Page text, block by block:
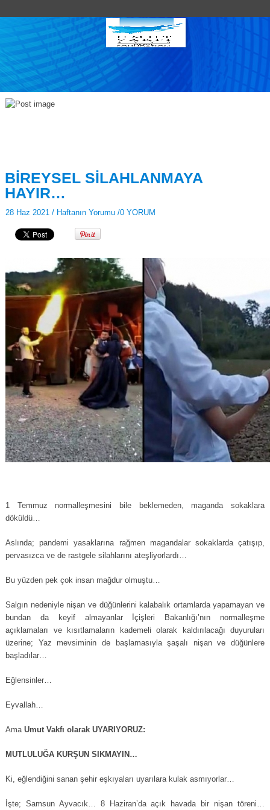
BİREYSEL SİLAHLANMAYA
HAYIR…
28 Haz 2021 / Haftanın Yorumu /0 YORUM
1 Temmuz normalleşmesini bile beklemeden, maganda sokaklara
döküldü…
Aslında; pandemi yasaklarına rağmen magandalar sokaklarda çatışıp,
pervasızca ve de rastgele silahlarını ateşliyorlardı…
Bu yüzden pek çok insan mağdur olmuştu…
Salgın nedeniyle nişan ve düğünlerini kalabalık ortamlarda yapamayan ve
bundan da keyif almayanlar İçişleri Bakanlığı’nın normalleşme
açıklamaları ve kısıtlamaların kademeli olarak kaldırılacağı duyuruları
üzerine; Yaz mevsiminin de başlamasıyla şaşalı nişan ve düğünlere
başladılar…
Eğlensinler…
Eyvallah…
Ama Umut Vakfı olarak UYARIYORUZ:
MUTLULUĞA KURŞUN SIKMAYIN…
Ki, eğlendiğini sanan şehir eşkıyaları uyarılara kulak asmıyorlar…
İşte; Samsun Ayvacık… 8 Haziran’da açık havada bir nişan töreni…